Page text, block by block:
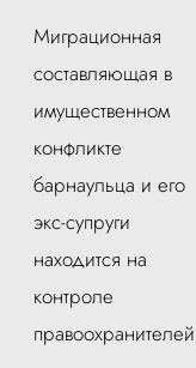
Миграционная
составляющая в
имущественном
конфликте
барнаульца и его
экс-супруги
находится на
контроле
правоохранителей